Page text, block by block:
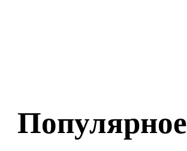
Популярное